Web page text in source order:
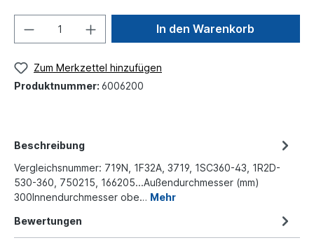
In den Warenkorb
Zum Merkzettel hinzufügen
Produktnummer: 6006200
Beschreibung
Vergleichsnummer: 719N, 1F32A, 3719, 1SC360-43, 1R2D-
530-360, 750215, 166205...Außendurchmesser (mm)
300Innendurchmesser obe… Mehr
Bewertungen